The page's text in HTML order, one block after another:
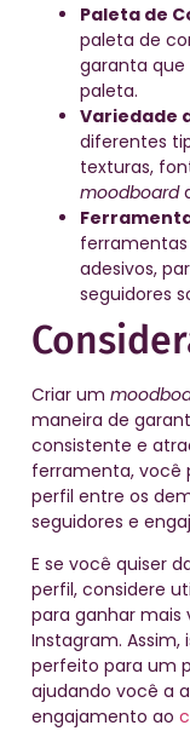
Paleta de
paleta de
garanta que
paleta.
Variedade
diferentes
texturas,
moodboard
adesivos,
seguidores
Criar um
maneira de
consistente e
ferramenta, você
perfil entre os
seguidores e
E se você quiser
perfil, considere
para ganhar mais
Instagram.
perfeito para um
ajudando você a
engajamento ao